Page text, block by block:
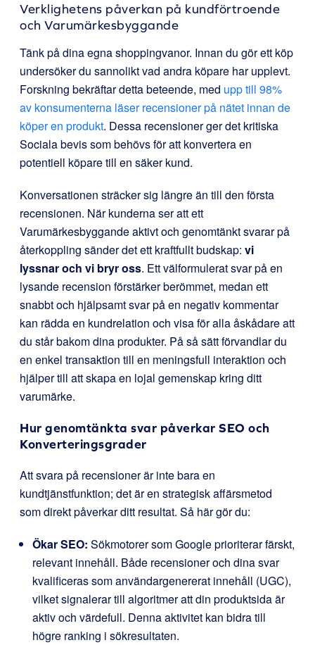
Verklighetens påverkan på kundförtroende
och Varumärkesbyggande
Tänk på dina egna shoppingvanor. Innan du gör ett köp
undersöker du sannolikt vad andra köpare har upplevt.
Forskning bekräftar detta beteende, med upp till 98%
av konsumenterna läser recensioner på nätet innan de
köper en produkt. Dessa recensioner ger det kritiska
Sociala bevis som behövs för att konvertera en
potentiell köpare till en säker kund.
Konversationen sträcker sig längre än till den första
recensionen. När kunderna ser att ett
Varumärkesbyggande aktivt och genomtänkt svarar på
återkoppling sänder det ett kraftfullt budskap: vi
lyssnar och vi bryr oss. Ett välformulerat svar på en
lysande recension förstärker berömmet, medan ett
snabbt och hjälpsamt svar på en negativ kommentar
kan rädda en kundrelation och visa för alla åskådare att
du står bakom dina produkter. På så sätt förvandlar du
en enkel transaktion till en meningsfull interaktion och
hjälper till att skapa en lojal gemenskap kring ditt
varumärke.
Hur genomtänkta svar påverkar SEO och
Konverteringsgrader
Att svara på recensioner är inte bara en
kundtjänstfunktion; det är en strategisk affärsmetod
som direkt påverkar ditt resultat. Så här gör du:
Ökar SEO: Sökmotorer som Google prioriterar färskt,
relevant innehåll. Både recensioner och dina svar
kvalificeras som användargenererat innehåll (UGC),
vilket signalerar till algoritmer att din produktsida är
aktiv och värdefull. Denna aktivitet kan bidra till
högre ranking i sökresultaten.